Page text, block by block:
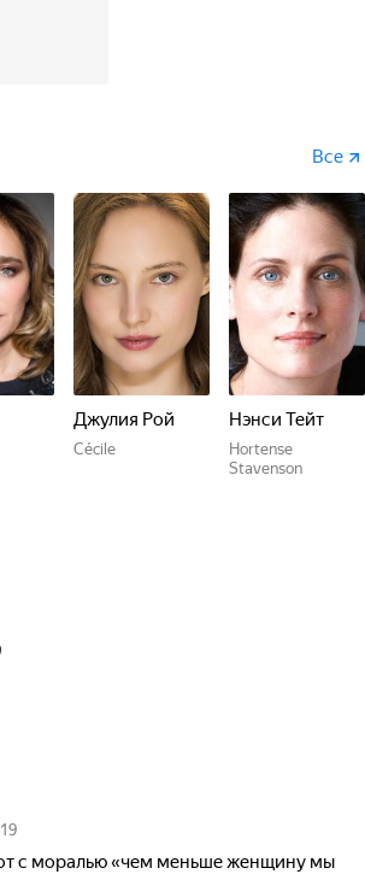
Все
Джулия Рой
Cécile
Нэнси Тейт
Hortense
Stavenson
с моралью «чем меньше женщину мы